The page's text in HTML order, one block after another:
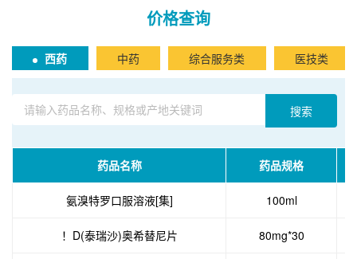
价格查询
西药 中药 综合服务类 医技类
搜索
药品名称 药品规格
氨溴特罗口服溶液[集] 100ml
！D(泰瑞沙)奥希替尼片 80mg*30